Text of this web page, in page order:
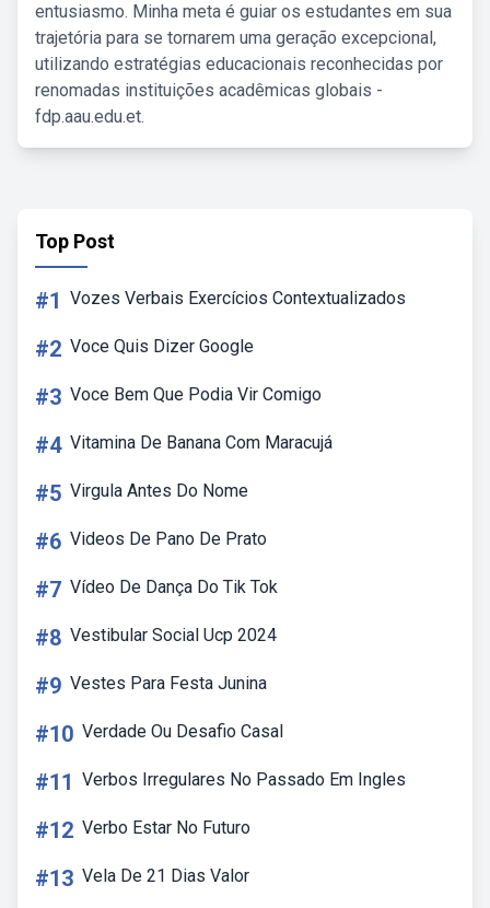
entusiasmo. Minha meta é guiar os estudantes em sua
trajetória para se tornarem uma geração excepcional,
utilizando estratégias educacionais reconhecidas por
renomadas instituições acadêmicas globais -
fdp.aau.edu.et.
Top Post
#1 Vozes Verbais Exercícios Contextualizados
#2 Voce Quis Dizer Google
#3 Voce Bem Que Podia Vir Comigo
#4 Vitamina De Banana Com Maracujá
#5 Virgula Antes Do Nome
#6 Videos De Pano De Prato
#7 Vídeo De Dança Do Tik Tok
#8 Vestibular Social Ucp 2024
#9 Vestes Para Festa Junina
#10 Verdade Ou Desafio Casal
#11 Verbos Irregulares No Passado Em Ingles
#12 Verbo Estar No Futuro
#13 Vela De 21 Dias Valor